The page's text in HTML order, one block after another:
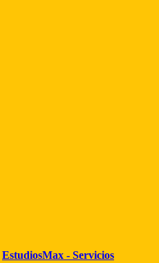
EstudiosMax - Servicios